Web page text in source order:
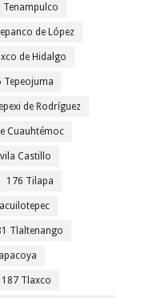
Tenampulco
de López
de Hidalgo
Tepeojuma
de Rodríguez
Cuauhtémoc
Castillo
176 Tilapa
Tlaltenango
187 Tlaxco